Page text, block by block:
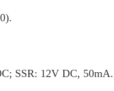
SSR: 12V DC, 50mA.